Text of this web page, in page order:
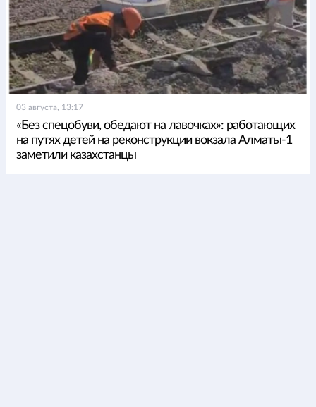
03 августа, 13:17
«Без спецобуви, обедают на лавочках»: работающих
на путях детей на реконструкции вокзала Алматы-1
заметили казахстанцы